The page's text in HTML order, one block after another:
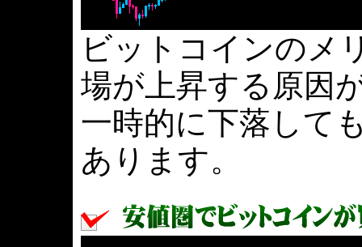
ビットコインのメ
場が上昇する原因
一時的に下落して
あります。